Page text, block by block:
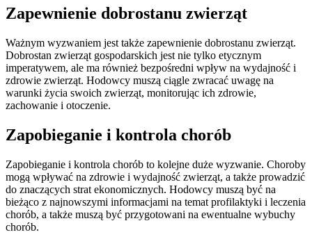
Zapewnienie dobrostanu zwierząt
Ważnym wyzwaniem jest także zapewnienie dobrostanu zwierząt.
Dobrostan zwierząt gospodarskich jest nie tylko etycznym
imperatywem, ale ma również bezpośredni wpływ na wydajność i
zdrowie zwierząt. Hodowcy muszą ciągle zwracać uwagę na
warunki życia swoich zwierząt, monitorując ich zdrowie,
zachowanie i otoczenie.
Zapobieganie i kontrola chorób
Zapobieganie i kontrola chorób to kolejne duże wyzwanie. Choroby
mogą wpływać na zdrowie i wydajność zwierząt, a także prowadzić
do znaczących strat ekonomicznych. Hodowcy muszą być na
bieżąco z najnowszymi informacjami na temat profilaktyki i leczenia
chorób, a także muszą być przygotowani na ewentualne wybuchy
chorób.